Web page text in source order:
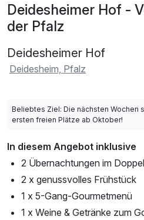
Deidesheimer Hof -
der Pfalz
Deidesheimer Hof
Deidesheim, Pfalz
Beliebtes Ziel: Die nächsten Wochen
ersten freien Plätze ab Oktober!
In diesem Angebot inklusive
2 Übernachtungen im
2 x genussvolles Frühstück
1 x 5-Gang-Gourmetmenü
1 x Weine & Getränke zum